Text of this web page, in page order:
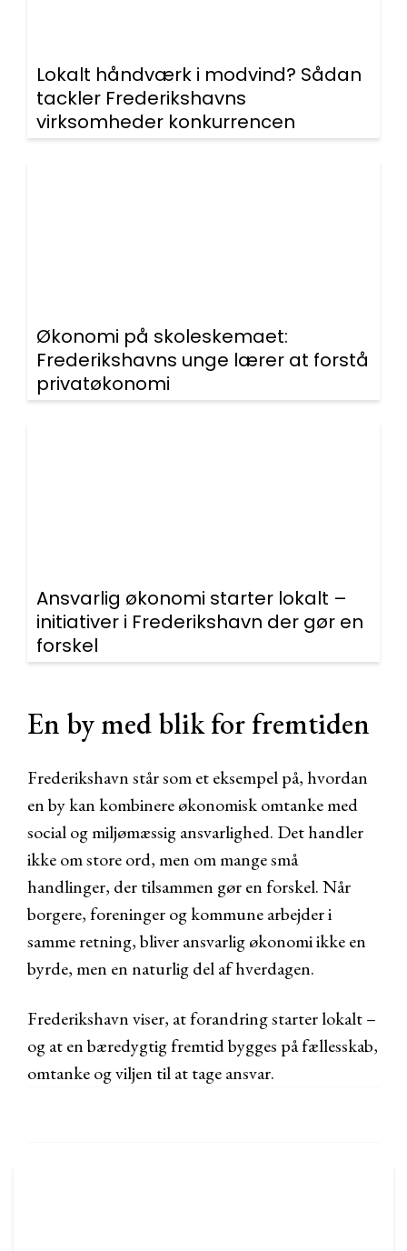
Lokalt håndværk i modvind? Sådan
tackler Frederikshavns
virksomheder konkurrencen
Økonomi på skoleskemaet:
Frederikshavns unge lærer at forstå
privatøkonomi
Ansvarlig økonomi starter lokalt –
initiativer i Frederikshavn der gør en
forskel
En by med blik for fremtiden
Frederikshavn står som et eksempel på, hvordan
en by kan kombinere økonomisk omtanke med
social og miljømæssig ansvarlighed. Det handler
ikke om store ord, men om mange små
handlinger, der tilsammen gør en forskel. Når
borgere, foreninger og kommune arbejder i
samme retning, bliver ansvarlig økonomi ikke en
byrde, men en naturlig del af hverdagen.
Frederikshavn viser, at forandring starter lokalt –
og at en bæredygtig fremtid bygges på fællesskab,
omtanke og viljen til at tage ansvar.